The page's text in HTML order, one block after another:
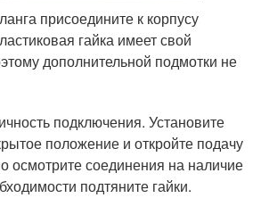
присоедините к корпусу
гайка имеет свой
дополнительной подмотки не
подключения. Установите
положение и откройте подачу
осмотрите соединения на наличие
подтяните гайки.